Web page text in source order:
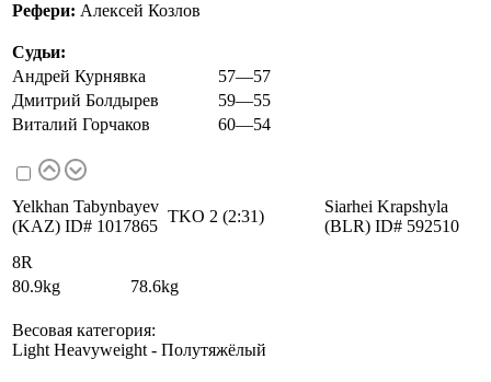
Рефери: Алексей Козлов
Судьи:
Андрей Курнявка
57—57
Дмитрий Болдырев
59—55
Виталий Горчаков
60—54
Yelkhan Tabynbayev
(KAZ) ID# 1017865
TKO 2 (2:31)
Siarhei Krapshyla
(BLR) ID# 592510
8R
80.9kg 78.6kg
Весовая категория:
Light Heavyweight - Полутяжёлый